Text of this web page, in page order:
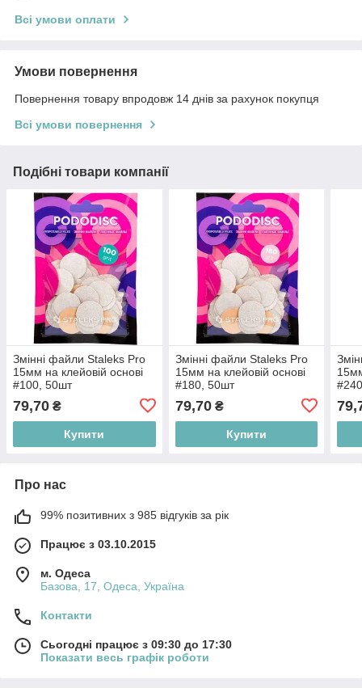
Всі умови оплати
Умови повернення
Повернення товару впродовж 14 днів за рахунок покупця
Всі умови повернення
Подібні товари компанії
Змінні файли Staleks Pro
15мм на клейовій основі
#100, 50шт
79,70 ₴
Купити
Змінні файли Staleks Pro
15мм на клейовій основі
#180, 50шт
79,70₴
Купити
Про нас
99% позитивних з 985 відгуків за рік
Працює з 03.10.2015
м. Одеса
Базова, 17, Одеса, Україна
Контакти
Сьогодні працює з 09:30 до 17:30
Показати весь графік роботи